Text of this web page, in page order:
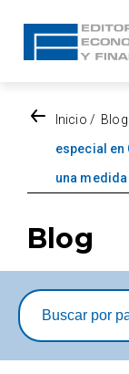
Inicio / Blog
especial en
una